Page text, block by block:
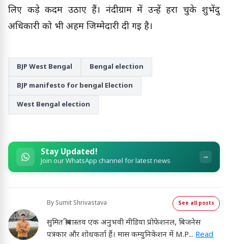
लिए कड़े कदम उठाए हैं। नंदीग्राम में उन्हें हरा चुके शुभेंदु
अधिकारी को भी अहम जिम्मेदारी दी गई है।
BJP West Bengal Bengal election
BJP manifesto for bengal Election
West Bengal election
Stay Updated!
Join our WhatsApp channel for latest news →
By Sumit Shrivastava See all posts
सुमित श्रीवास्तव एक अनुभवी मीडिया प्रोफेशनल, बिजनेस
पत्रकार और शोधकर्ता हैं। मास कम्युनिकेशन में M.P... Read